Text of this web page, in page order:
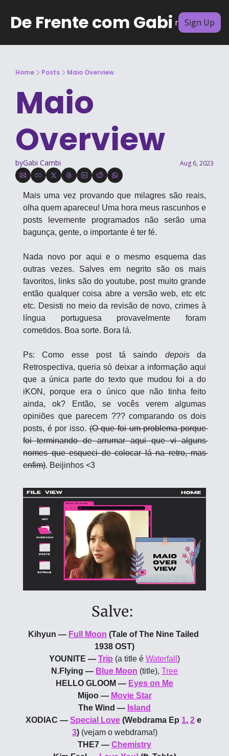
De Frente com Gabi
Archive Subscribe Authors
Sign Up
Home Posts Maio Overview
Maio
Overview
byGabi Cambi Aug 6, 2023
Mais uma vez provando que milagres são reais,
olha quem apareceu! Uma hora meus rascunhos e
posts levemente programados não serão uma
bagunça, gente, o importante é ter fé.
Nada novo por aqui e o mesmo esquema das
outras vezes. Salves em negrito são os mais
favoritos, links são do youtube, post muito grande
então qualquer coisa abre a versão web, etc etc
etc. Desisti no meio da revisão de novo, crimes à
língua portuguesa provavelmente foram
cometidos. Boa sorte. Bora lá.
Ps: Como esse post tá saindo depois da
Retrospectiva, queria só deixar a informação aqui
que a única parte do texto que mudou foi a do
iKON, porque era o único que não tinha feito
ainda, ok? Então, se vocês verem algumas
opiniões que parecem ??? comparando os dois
posts, é por isso. (O que foi um problema porque
foi terminando de arrumar aqui que vi alguns
nomes que esqueci de colocar lá na retro, mas
enfim). Beijinhos <3
Salve:
Kihyun — Full Moon (Tale of The Nine Tailed
1938 OST)
YOUNITE — Trip (a title é Waterfall )
N.Flying — Blue Moon (title), Tree
HELLO GLOOM — Eyes on Me
Mijoo — Movie Star
The Wind — Island
XODIAC — Special Love (Webdrama Ep 1, 2
3) (vejam o webdrama!)
THE7 — Chemistry